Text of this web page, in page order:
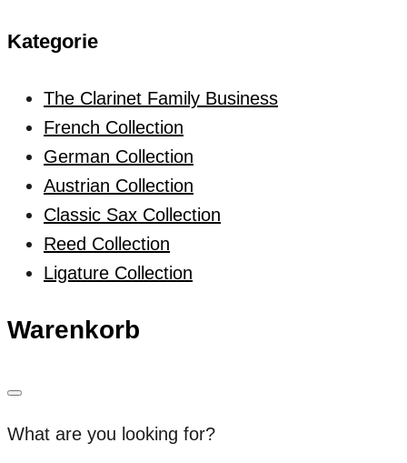
Kategorie
The Clarinet Family Business
French Collection
German Collection
Austrian Collection
Classic Sax Collection
Reed Collection
Ligature Collection
Warenkorb
What are you looking for?